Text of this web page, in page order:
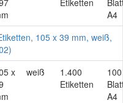
Etiketten
A4
105 x 39 mm, weiß,
x
weiß
1.400
Etiketten
100
A4